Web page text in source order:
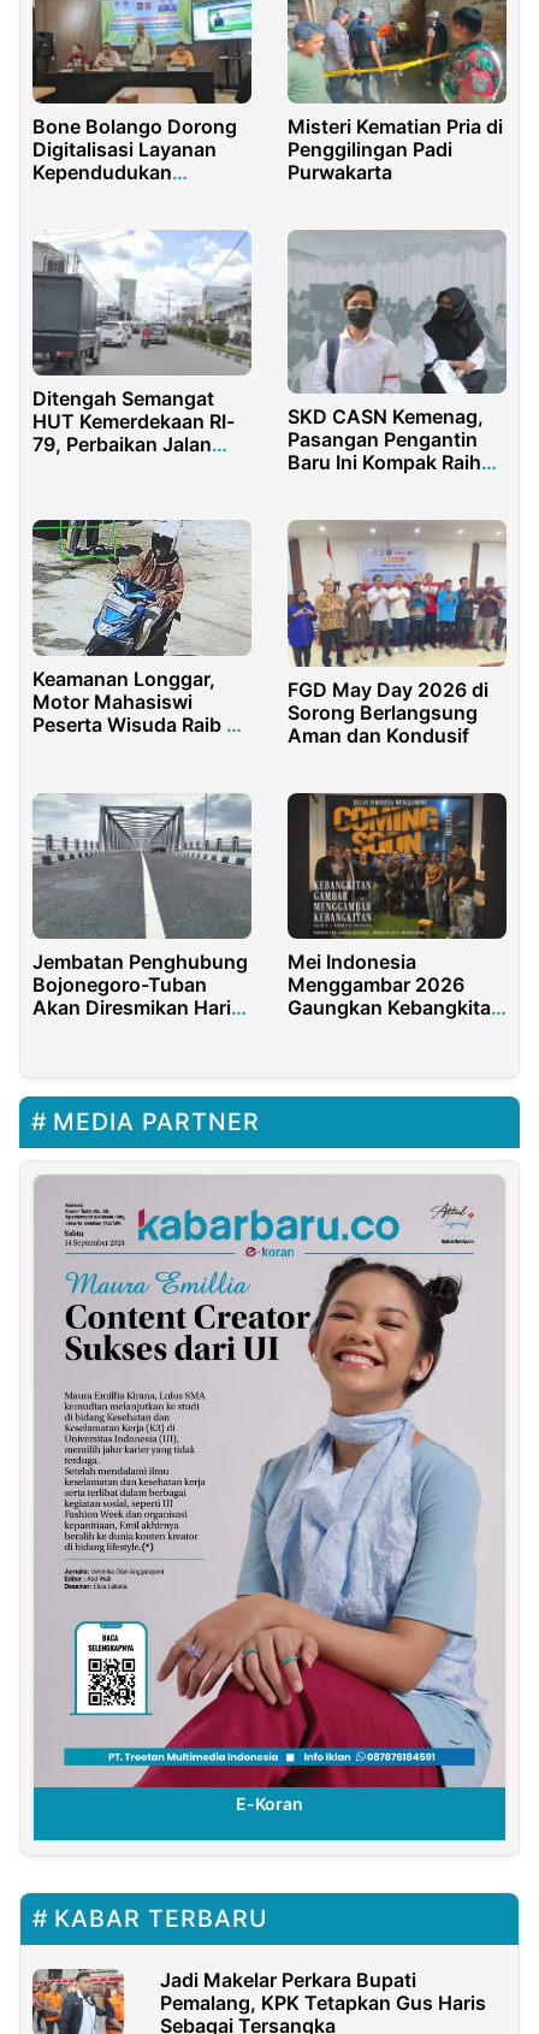
Bone Bolango Dorong
Digitalisasi Layanan
Kependudukan
Misteri Kematian Pria di
Penggilingan Padi
Purwakarta
Ditengah Semangat
HUT Kemerdekaan RI-
79, Perbaikan Jalan
SKD CASN Kemenag,
Pasangan Pengantin
Baru Ini Kompak Raih
Keamanan Longgar,
Motor Mahasiswi
Peserta Wisuda Raib di
FGD May Day 2026 di
Sorong Berlangsung
Aman dan Kondusif
Jembatan Penghubung
Bojonegoro-Tuban
Akan Diresmikan Hari
Mei Indonesia
Menggambar 2026
Gaungkan Kebangkitan
MEDIA PARTNER
E-Koran
KABAR TERBARU
Jadi Makelar Perkara Bupati
Pemalang, KPK Tetapkan Gus Haris
Sebagai Tersangka